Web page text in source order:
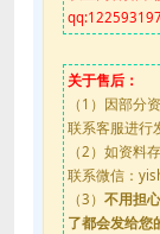
关于售后：
（1）因部分
联系客服进行
（2）如资料
联系微信：
（3） 不用担
了都会发给您